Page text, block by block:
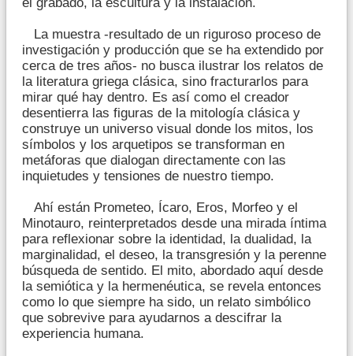
el grabado, la escultura y la instalación.
La muestra -resultado de un riguroso proceso de
investigación y producción que se ha extendido por
cerca de tres años- no busca ilustrar los relatos de
la literatura griega clásica, sino fracturarlos para
mirar qué hay dentro. Es así como el creador
desentierra las figuras de la mitología clásica y
construye un universo visual donde los mitos, los
símbolos y los arquetipos se transforman en
metáforas que dialogan directamente con las
inquietudes y tensiones de nuestro tiempo.
Ahí están Prometeo, Ícaro, Eros, Morfeo y el
Minotauro, reinterpretados desde una mirada íntima
para reflexionar sobre la identidad, la dualidad, la
marginalidad, el deseo, la transgresión y la perenne
búsqueda de sentido. El mito, abordado aquí desde
la semiótica y la hermenéutica, se revela entonces
como lo que siempre ha sido, un relato simbólico
que sobrevive para ayudarnos a descifrar la
experiencia humana.